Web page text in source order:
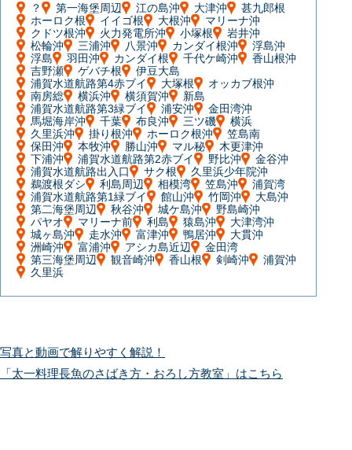
？ 第一海堡周辺 江の島沖 大津沖
甚九郎根
ホーロク根
イイゴ根 大根沖
マリーナ沖
クドツ根沖
火力発電所沖 小塚根
岩井沖
松輪沖
三浦沖 八景沖 カンダイ根沖
浮島沖
浮島
羽田沖 カンダイ根 千代ケ崎沖
香山根沖
吉野瀬
ゲバチ根
伊豆大島
浦賀水道航路第4赤ブイ
大塚根
オッカブ根沖
南房総
横浜沖 横須賀沖
新島
浦賀水道航路第3緑ブイ
浦安沖
金田湾沖
馬堀海岸沖
千葉 布良沖 三ツ磯
横浜
久里浜沖
掛り根沖 ホーロク根沖
笠島南
保田沖
本牧沖 勝山沖 マル秘
木更津沖
下浦沖
浦賀水道航路第2赤ブイ 野比沖
金谷沖
浦賀水道航路出入口
サク根
久里浜少年院沖
鵜渡根ダシ
利島周辺 相模湾 笠島沖
浦賀湾
浦賀水道航路第1緑ブイ
館山沖 竹岡沖
大島沖
第二海堡周辺
秋谷沖 城ケ島沖
野島崎沖
パヤオ
マリーナ前 利島 猿島沖
大津湾沖
城ヶ島沖
走水沖 富津沖 鴨居沖
大貫沖
洲崎沖
富浦沖 アシカ島近辺
金田湾
第三海堡周辺
観音崎沖 香山根 剣崎沖
浦賀沖
久里浜
写真と動画で解りやすく解説！
「太一料理長魚のさばき方・おろし方教室」はこちら